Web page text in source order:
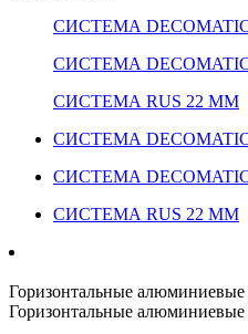
СИСТЕМА
СИСТЕМА
СИСТЕМА RUS 22 ММ
СИСТЕМА
СИСТЕМА
СИСТЕМА RUS 22 ММ
Горизонтальные алюминиевые
Горизонтальные алюминиевые